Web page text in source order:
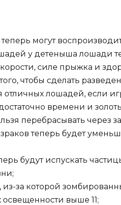
могут
у детеныша лошади
силе прыжка и
чтобы сделать
отличных лошадей, если
времени и
перебрасывать через
теперь будет
будут испускать
за которой
освещенности выше 11;